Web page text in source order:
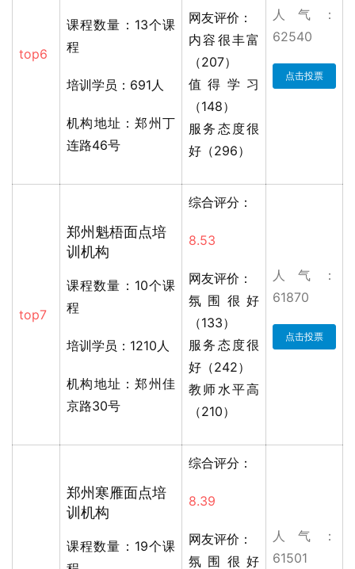
top6
课程数量：13个课
程
培训学员：691人
机构地址：郑州丁
连路46号
网友评价：
内容很丰富
（207）
值得学习
（148）
服务态度很
好（296）
人气：
62540
点击投票
top7
郑州魁梧面点培
训机构
课程数量：10个课
程
培训学员：1210人
机构地址：郑州佳
京路30号
综合评分：
8.53
网友评价：
氛围很好
（133）
服务态度很
好（242）
教师水平高
（210）
人气：
61870
点击投票
郑州寒雁面点培
训机构
课程数量：19个课
综合评分：
8.39
网友评价：
氛围很好
人气：
61501